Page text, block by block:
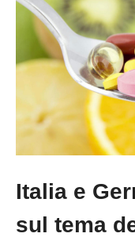
Italia e
sul tema